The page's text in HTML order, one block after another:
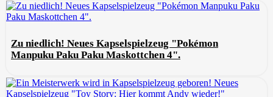
Zu niedlich! Neues Kapselspielzeug "Pokémon
Manpuku Paku Paku Maskottchen 4".